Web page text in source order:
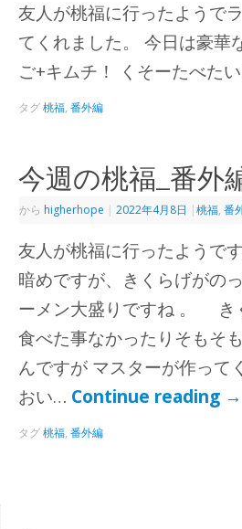
友人が桃福に行ったようで
てくれました。 今日は豪華
ご+キムチ！ くそーたべた
タグ桃福,番外編
今週の桃福_番外
から higherhope | 2022年4月8日 |桃福,番
友人が桃福に行ったようで
暗めですが、きくらげがの
ーメン大盛りですね 。 き
食べた事なかったりそもそ
んですが マスターが作って
おい… Continue reading →
タグ桃福,番外編